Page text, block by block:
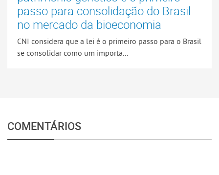
passo para consolidação do Brasil
no mercado da bioeconomia
CNI considera que a lei é o primeiro passo para o Brasil
se consolidar como um importa...
COMENTÁRIOS